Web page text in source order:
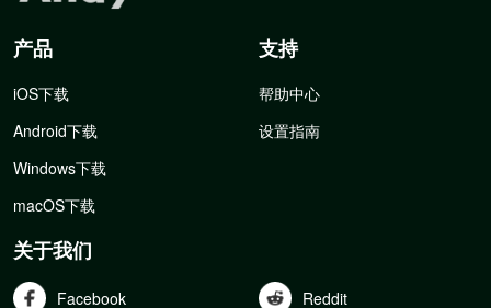
产品
iOS下载
Android下载
Windows下载
macOS下载
支持
帮助中心
设置指南
关于我们
Facebook Reddit